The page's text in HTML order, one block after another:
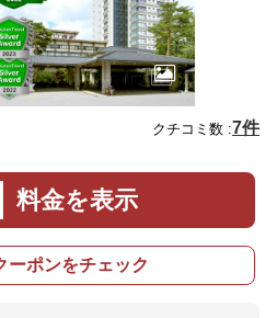
クチコミ数 :7件
料金を表示
ーポンをチェック